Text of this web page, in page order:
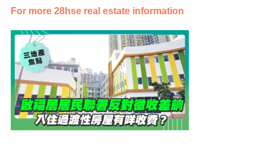
For more 28hse real estate information